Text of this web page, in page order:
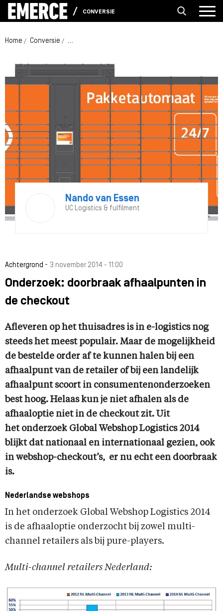
CONVERSIE
Home Conversie Onderzoek: doorbraak afhaalpunten in de
Nando van Essen
UC Logistics & fulfilment
Achtergrond - 3 november 2014 - 11:00
Onderzoek: doorbraak afhaalpunten in
de checkout
Afleveren op het thuisadres is in e-logistics nog
steeds het meest populair. Maar de mogelijkheid
de bestelde order af te kunnen halen bij een
afhaalpunt van de retailer of bij een landelijk
afhaalpunt scoort in consumentenonderzoeken
best hoog. Helaas kun je niet afhalen als de
afhaaloptie niet in de checkout zit. Uit
het onderzoek Global Webshop Logistics 2014
blijkt dat nationaal en internationaal gezien, ook
in webshop-checkout’s, er nu echt een doorbraak
is.
Nederlandse webshops
In het onderzoek Global Webshop Logistics 2014
is de afhaaloptie onderzocht bij zowel multi-
channel retailers als bij pure-players.
Multi-channel retailers Nederland: